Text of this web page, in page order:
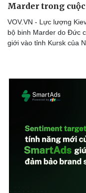
Marder trong
VOV.VN - Lực lượng
bộ binh Marder do Đức
giới vào tỉnh Kursk của